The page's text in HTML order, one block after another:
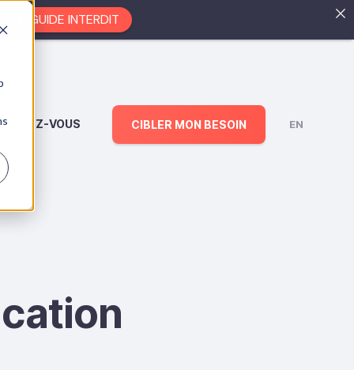
VOUS CIBLER MON BESOIN EN
LE GUIDE INTERDIT